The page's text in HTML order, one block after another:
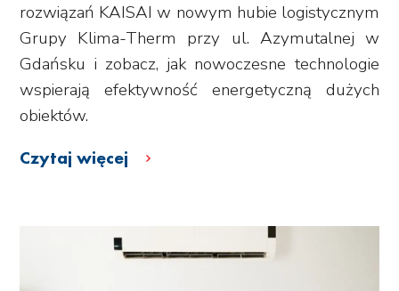
rozwiązań KAISAI w nowym hubie logistycznym
Grupy Klima-Therm przy ul. Azymutalnej w
Gdańsku i zobacz, jak nowoczesne technologie
wspierają efektywność energetyczną dużych
obiektów.
Czytaj więcej